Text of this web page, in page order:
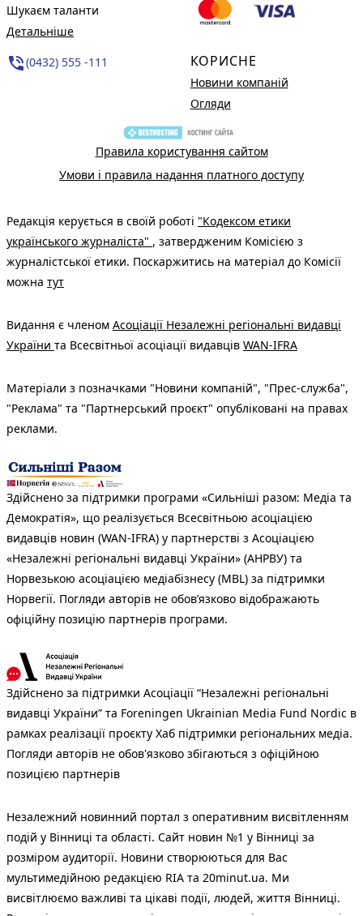
Шукаєм таланти
Детальніше
phone_in_talk(0432) 555 -111 КОРИСНЕ
Новини компаній
Огляди
Правила користування сайтом
Умови і правила надання платного доступу
Редакція керується в своїй роботі "Кодексом етики
українського журналіста" , затвердженим Комісією з
журналістської етики. Поскаржитись на матеріал до Комісії
можна тут
Видання є членом Асоціації Незалежні регіональні видавці
України та Всесвітньої асоціації видавців WAN-IFRA
Матеріали з позначками "Новини компаній", "Прес-служба",
"Реклама" та "Партнерський проєкт" опубліковані на правах
реклами.
Здійснено за підтримки програми «Сильніші разом: Медіа та
Демократія», що реалізується Всесвітньою асоціацією
видавців новин (WAN-IFRA) у партнерстві з Асоціацією
«Незалежні регіональні видавці України» (АНРВУ) та
Норвезькою асоціацією медіабізнесу (MBL) за підтримки
Норвегії. Погляди авторів не обов’язково відображають
офіційну позицію партнерів програми.
Здійснено за підтримки Асоціації “Незалежні регіональні
видавці України” та Foreningen Ukrainian Media Fund Nordic в
рамках реалізації проєкту Хаб підтримки регіональних медіа.
Погляди авторів не обов'язково збігаються з офіційною
позицією партнерів
Незалежний новинний портал з оперативним висвітленням
подій у Вінниці та області. Сайт новин №1 у Вінниці за
розміром аудиторії. Новини створюються для Вас
мультимедійною редакцією RIA та 20minut.ua. Ми
висвітлюємо важливі та цікаві події, людей, життя Вінниці.